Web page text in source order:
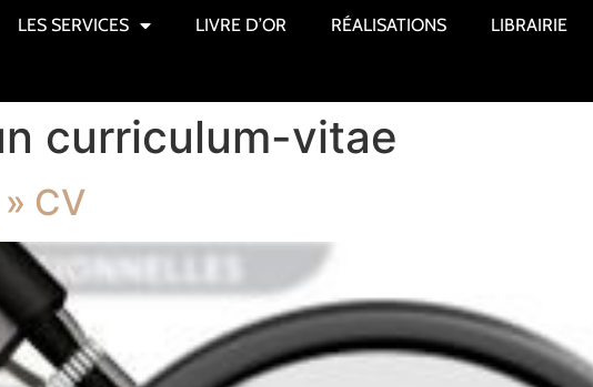
LES SERVICES LIVRE D’OR RÉALISATIONS LIBRAIRIE
curriculum-vitae
CV